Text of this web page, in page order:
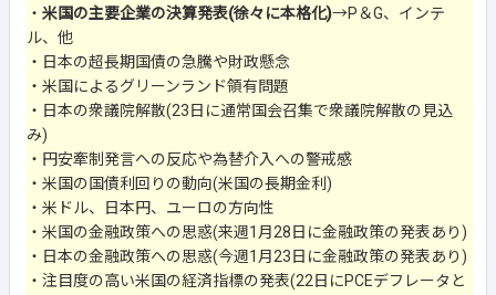
・ 米国の主要企業の決算発表(徐々に本格化)→P＆G、インテ
ル、他
・日本の超長期国債の急騰や財政懸念
・米国によるグリーンランド領有問題
・日本の衆議院解散(23日に通常国会召集で衆議院解散の見込
み)
・円安牽制発言への反応や為替介入への警戒感
・米国の国債利回りの動向(米国の長期金利)
・米ドル、日本円、ユーロの方向性
・米国の金融政策への思惑(来週1月28日に金融政策の発表あり)
・日本の金融政策への思惑(今週1月23日に金融政策の発表あり)
・注目度の高い米国の経済指標の発表(22日にPCEデフレータと